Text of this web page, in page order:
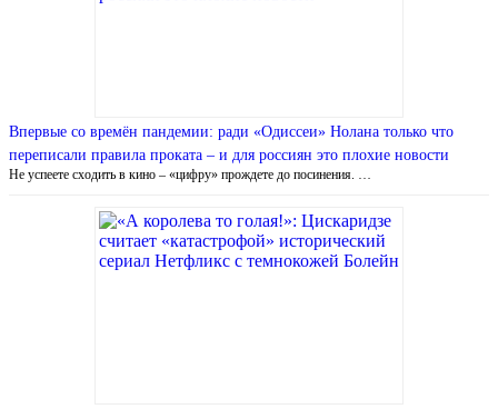
Впервые со времён пандемии: ради «Одиссеи» Нолана только что
переписали правила проката – и для россиян это плохие новости
Не успеете сходить в кино – «цифру» прождете до посинения. …